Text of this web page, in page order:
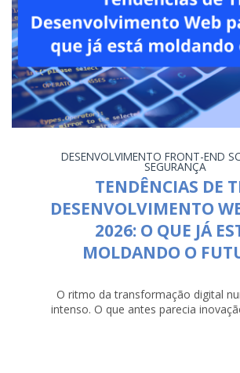
DESENVOLVIMENTO FRONT-END
SEGURANÇA
TENDÊNCIAS DE
DESENVOLVIMENTO
2026: O QUE JÁ
MOLDANDO O
O ritmo da transformação digital
intenso. O que antes parecia